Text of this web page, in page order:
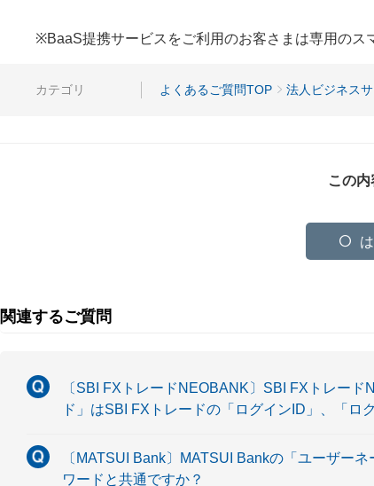
※BaaS提携サービスをご利用のお客さまは専用のス
カテゴリ よくあるご質問TOP 法人ビジネス
この
関連するご質問
〔SBI FXトレードNEOBANK〕SBI FXトレー
ド」はSBI FXトレードの「ログインID」、「ロ
〔MATSUI Bank〕MATSUI Bankの「ユーザー
ワードと共通ですか？